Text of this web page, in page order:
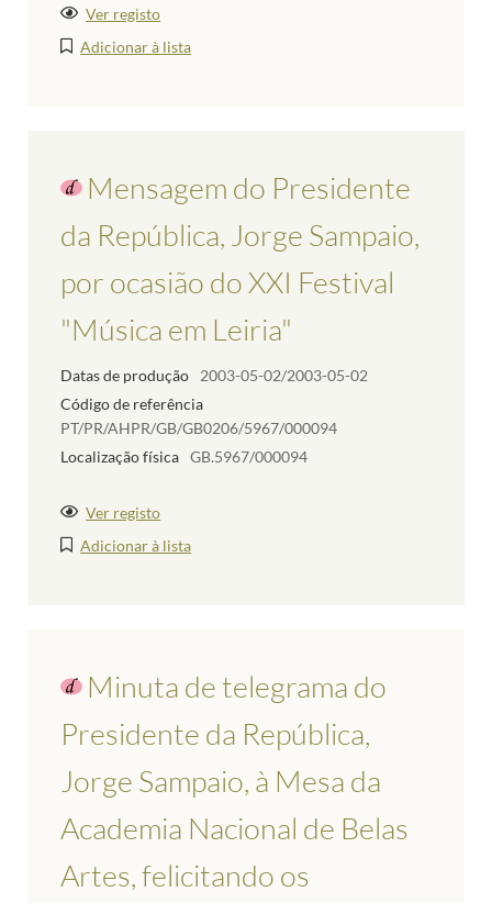
Ver registo
Adicionar à lista
Mensagem do Presidente
da República, Jorge Sampaio,
por ocasião do XXI Festival
"Música em Leiria"
Datas de produção
2003-05-02/2003-05-02
Código de referência
PT/PR/AHPR/GB/GB0206/5967/000094
Localização física GB.5967/000094
Ver registo
Adicionar à lista
Minuta de telegrama do
Presidente da República,
Jorge Sampaio, à Mesa da
Academia Nacional de Belas
Artes, felicitando os